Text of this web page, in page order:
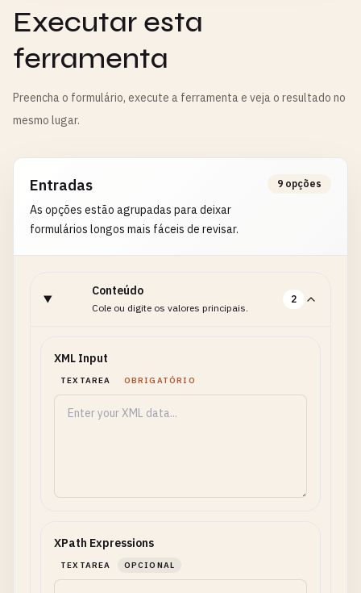
Executar esta
ferramenta
Preencha o formulário, execute a ferramenta e veja o resultado no
mesmo lugar.
Entradas
As opções estão agrupadas para deixar
formulários longos mais fáceis de revisar.
9 opções
Conteúdo
Cole ou digite os valores principais.
2
XML Input
TEXTAREA OBRIGATÓRIO
XPath Expressions
TEXTAREA OPCIONAL